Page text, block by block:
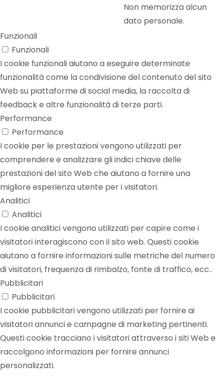
Non memorizza alcun
dato personale.
Funzionali
Funzionali
I cookie funzionali aiutano a eseguire determinate
funzionalità come la condivisione del contenuto del sito
Web su piattaforme di social media, la raccolta di
feedback e altre funzionalità di terze parti.
Performance
Performance
I cookie per le prestazioni vengono utilizzati per
comprendere e analizzare gli indici chiave delle
prestazioni del sito Web che aiutano a fornire una
migliore esperienza utente per i visitatori.
Analitici
Analitici
I cookie analitici vengono utilizzati per capire come i
visitatori interagiscono con il sito web. Questi cookie
aiutano a fornire informazioni sulle metriche del numero
di visitatori, frequenza di rimbalzo, fonte di traffico, ecc..
Pubblicitari
Pubblicitari
I cookie pubblicitari vengono utilizzati per fornire ai
visitatori annunci e campagne di marketing pertinenti.
Questi cookie tracciano i visitatori attraverso i siti Web e
raccolgono informazioni per fornire annunci
personalizzati.